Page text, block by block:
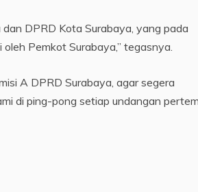
DPRD Kota Surabaya, yang pada
Pemkot Surabaya,” tegasnya.
A DPRD Surabaya, agar segera
di ping-pong setiap undangan